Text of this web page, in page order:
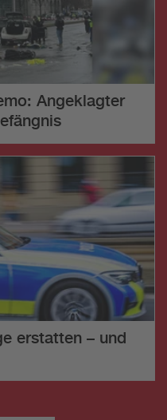
Angeklagter
erstatten – und